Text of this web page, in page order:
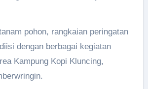
pohon, rangkaian peringatan
dengan berbagai kegiatan
Kampung Kopi Kluncing,